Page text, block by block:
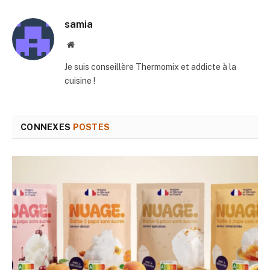
samia
Site
Je suis conseillère Thermomix et addicte à la
cuisine !
CONNEXES POSTES